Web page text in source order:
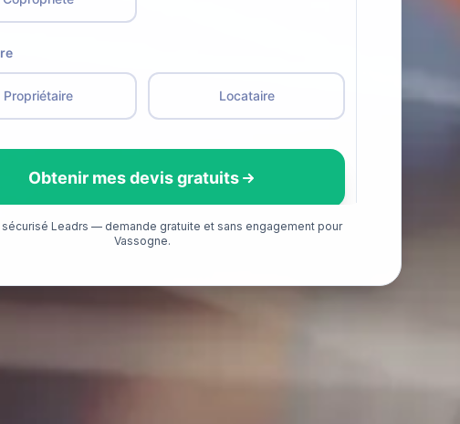
sécurisé Leadrs — demande gratuite et sans engagement pour
Vassogne.